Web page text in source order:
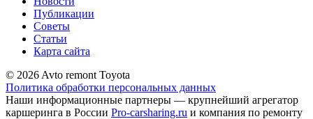
Публикации
Советы
Статьи
Карта сайта
© 2026 Avto remont Toyota
Политика обработки персональных данных
Наши информационные партнеры — крупнейший агрегатор
каршеринга в России Pro-carsharing.ru и компания по ремонту